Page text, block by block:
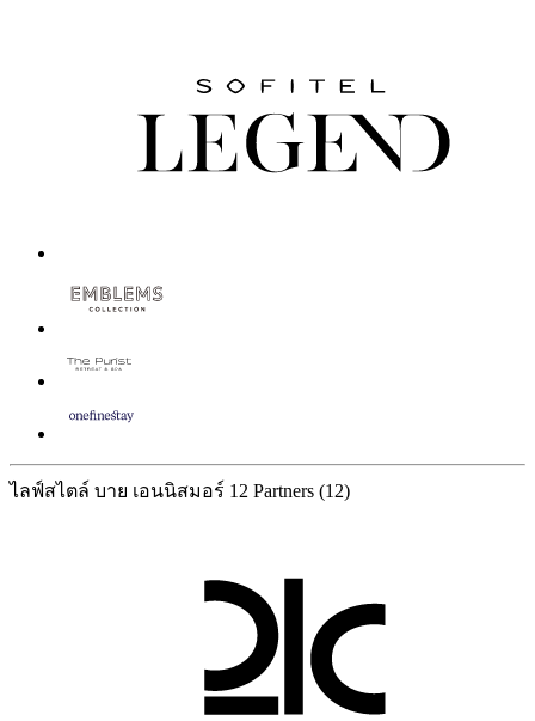
ไลฟ์สไตล์ บาย เอนนิสมอร์ 12 Partners (12)